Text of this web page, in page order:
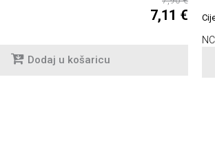
7,11 €
Dodaj u košaricu